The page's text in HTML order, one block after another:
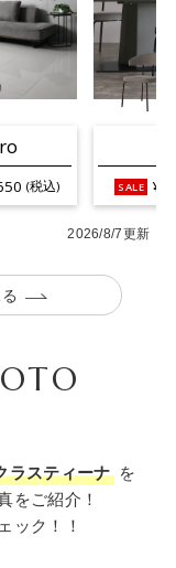
(税込)
2026/8/7更新
ラスティーナを
をご紹介！
ック！！